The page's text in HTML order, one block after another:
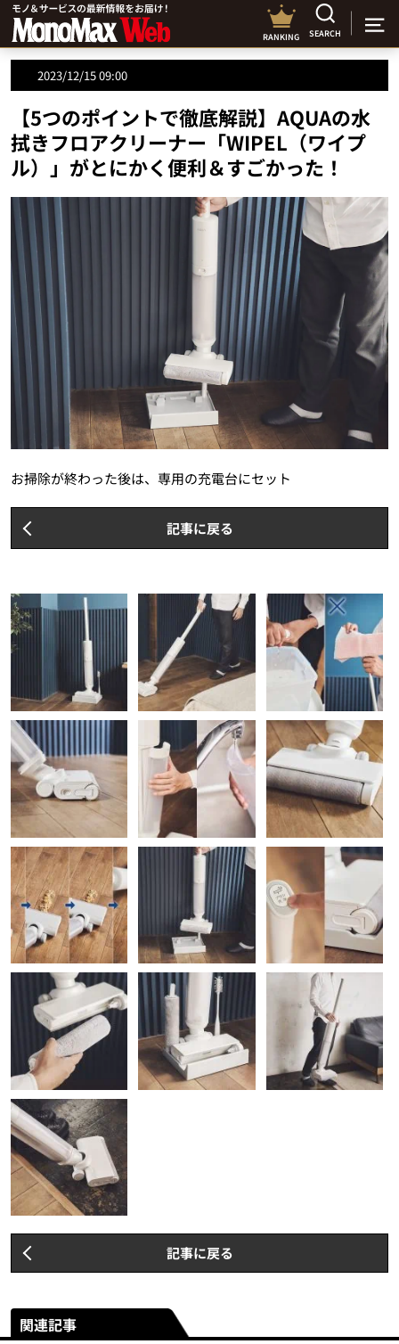
RANKING SEARCH
2023/12/15 09:00
【5つのポイントで徹底解説】AQUAの水
拭きフロアクリーナー「WIPEL（ワイプ
ル）」がとにかく便利＆すごかった！
お掃除が終わった後は、専用の充電台にセット
記事に戻る
記事に戻る
関連記事